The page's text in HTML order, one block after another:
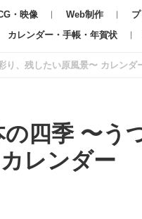
・映像 Web制作
カレンダー・手帳・年賀状
り、残したい原風景〜 カレンダ
四季 〜う
レンダー